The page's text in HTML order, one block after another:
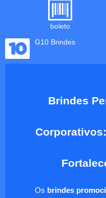
boleto
G10 Brindes
Brindes
Os brindes